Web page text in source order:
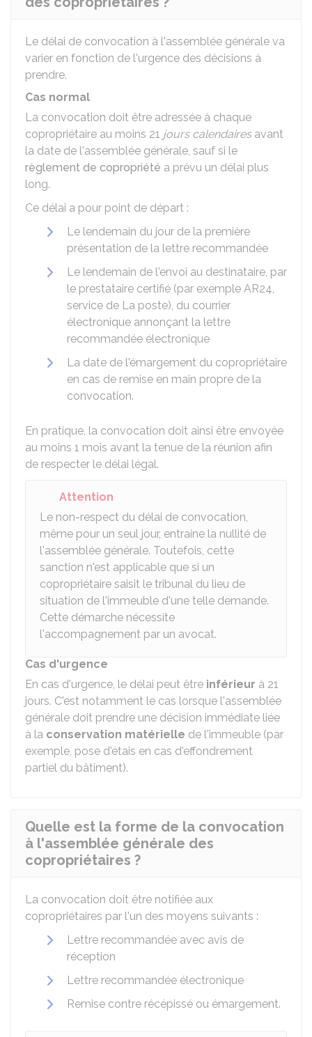
Le délai de convocation à l'assemblée générale va
varier en fonction de l'urgence des décisions à
prendre.
Cas normal
La convocation doit être adressée à chaque
copropriétaire au moins 21 jours calendairesavant
la date de l'assemblée générale, sauf si le
règlement de copropriété a prévu un délai plus
long.
Ce délai a pour point de départ :
Le lendemain du jour de la première
présentation de la lettre recommandée
Le lendemain de l'envoi au destinataire, par
le prestataire certifié (par exemple AR24,
service de La poste), du courrier
électronique annonçant la lettre
recommandée électronique
La date de l'émargement du copropriétaire
en cas de remise en main propre de la
convocation.
En pratique, la convocation doit ainsi être envoyée
au moins 1 mois avant la tenue de la réunion afin
de respecter le délai légal.
Attention
Le non-respect du délai de convocation,
même pour un seul jour, entraine la nullité de
l'assemblée générale. Toutefois, cette
sanction n'est applicable que si un
copropriétaire saisit le tribunal du lieu de
situation de l'immeuble d'une telle demande.
Cette démarche nécessite
l'accompagnement par un avocat.
Cas d'urgence
En cas d'urgence, le délai peut être inférieur à 21
jours. C'est notamment le cas lorsque l'assemblée
générale doit prendre une décision immédiate liée
à la conservation matérielle de l'immeuble (par
exemple, pose d'étais en cas d'effondrement
partiel du bâtiment).
Quelle est la forme de la convocation
à l'assemblée générale des
copropriétaires ?
La convocation doit être notifiée aux
copropriétaires par l'un des moyens suivants :
Lettre recommandée avec avis de
réception
Lettre recommandée électronique
Remise contre récépissé ou émargement.